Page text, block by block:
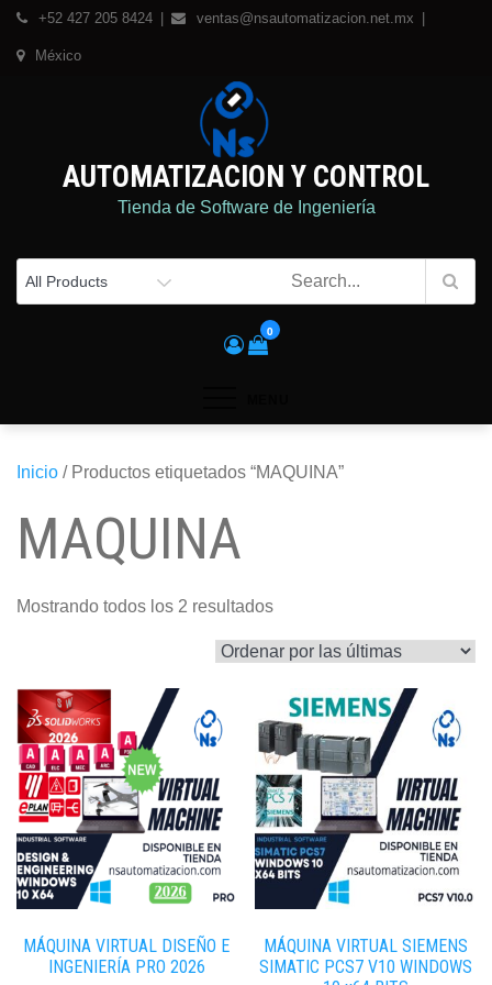
Skip
+52 427 205 8424 ventas@nsautomatizacion.net.mx
México
AUTOMATIZACION Y CONTROL
Tienda de Software de Ingeniería
0
Inicio / Productos etiquetados “MAQUINA”
MAQUINA
Mostrando todos los 2 resultadosSorted
by
latest
MÁQUINA VIRTUAL DISEÑO E
INGENIERÍA PRO 2026
MÁQUINA VIRTUAL SIEMENS
SIMATIC PCS7 V10 WINDOWS